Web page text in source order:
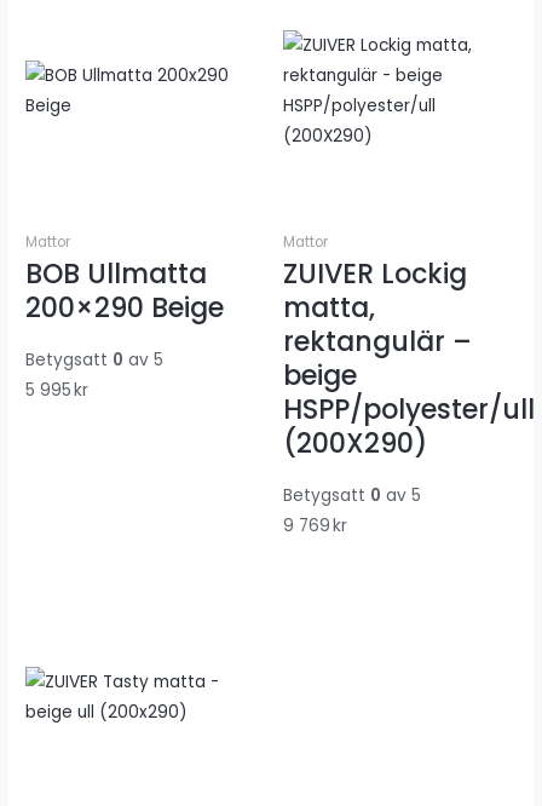
Mattor
BOB Ullmatta
200×290 Beige
Betygsatt 0 av 5
5 995kr
Mattor
ZUIVER Lockig
matta,
rektangulär –
beige
HSPP/polyester/ull
(200X290)
Betygsatt 0 av 5
9 769kr